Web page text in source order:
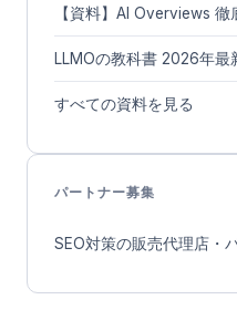
【資料】AI Overviews
LLMOの教科書 2026年最
すべての資料を見る
パートナー募集
SEO対策の販売代理店・